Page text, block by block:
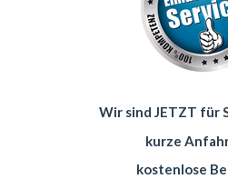
Wir sind JETZT für
kurze
kostenlose